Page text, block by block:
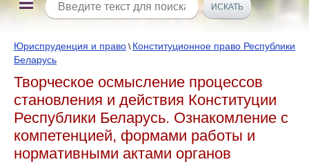
Юриспруденция и право \ Конституционное право Республики
Беларусь
Творческое осмысление процессов
становления и действия Конституции
Республики Беларусь. Ознакомление с
компетенцией, формами работы и
нормативными актами органов